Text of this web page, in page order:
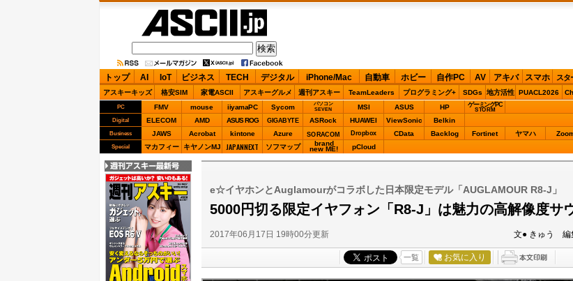
ASCII.jp
トップ AI IoT ビジネス TECH デジタル iPhone/Mac 自動車 ホビー 自作PC AV アキバ スマホ スタ
アスキーキッズ 格安SIM 家電ASCII アスキーグルメ 週刊アスキー TeamLeaders プログラミング+ SDGs 地方活性 PUACL2026
PC FMV mouse iiyamaPC Sycom
パソコン
SEVEN
MSI ASUS HP ゲーミングPC
STORM
Digital ELECOM AMD ASUS ROG GIGABYTE ASRock HUAWEI ViewSonic Belkin
Business JAWS Acrobat kintone Azure SORACOM Dropbox CData Backlog Fortinet ヤマハ
Special マカフィー キヤノンMJ JAPANNEXT ソフマップ brand
new ME! pCloud
e☆イヤホンとAuglamourがコラボした日本限定モデル「AUGLAMOUR R8-J」
5000円切る限定イヤフォン「R8-J」は魅力の高解像度サ
2017年06月17日 19時00分更新 文● きゅう 編
一覧 お気に入り
週刊アスキー最新
号